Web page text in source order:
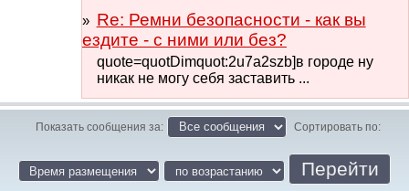
Re: Ремни безопасности - как вы
ездите - с ними или без?
quote=quotDimquot:2u7a2szb]в городе ну
никак не могу себя заставить ...
Показать сообщения за: Сортировать по: